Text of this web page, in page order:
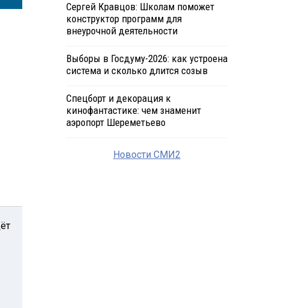
Сергей Кравцов: Школам поможет
конструктор программ для
внеурочной деятельности
Выборы в Госдуму-2026: как устроена
система и сколько длится созыв
Спецборт и декорация к
кинофантастике: чем знаменит
аэропорт Шереметьево
Новости СМИ2